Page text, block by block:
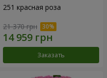
251 красная роза
21 370 грн
Заказать